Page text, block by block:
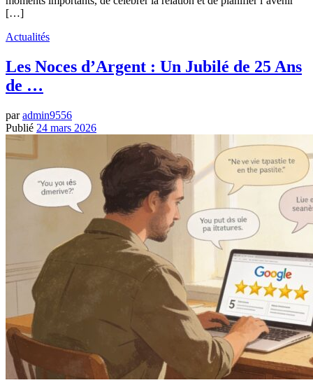
[…]
Actualités
Les Noces d’Argent : Un Jubilé de 25 Ans
de …
paradmin9556
Publié 24 mars 2026